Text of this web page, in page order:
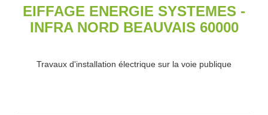
EIFFAGE ENERGIE SYSTEMES -
INFRA NORD BEAUVAIS 60000
Travaux d'installation électrique sur la voie publique